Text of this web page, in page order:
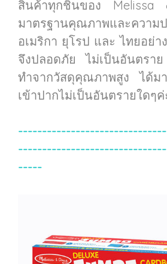
สินค้าทุกชิ้นของ
มาตรฐานคุณภาพและความ
อเมริกา ยุโรป และ ไทยอย่า
จึงปลอดภัย ไม่เป็นอันตรา
ทำจากวัสดุคุณภาพสูง ได้ม
เข้าปากไม่เป็นอันตรายใดๆค่
-----